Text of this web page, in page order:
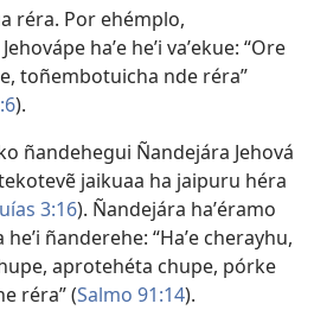
réra. Por ehémplo,
haʼe heʼi vaʼekue: “Ore
toñembotuicha nde réra”
).
ñandehegui Ñandejára Jehová
jaikuaa ha jaipuru héra
3:16). Ñandejára haʼéramo
ñanderehe: “Haʼe cherayhu,
aprotehéta chupe, pórke
réra” (Salmo 91:14).